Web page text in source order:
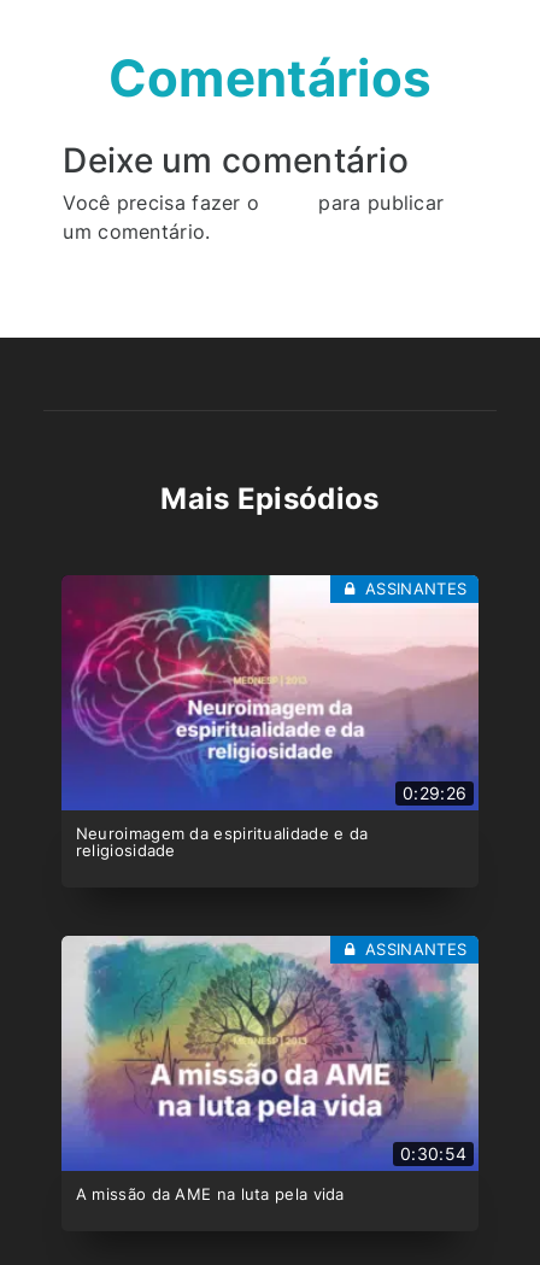
Comentários
Deixe um comentário
Você precisa fazer o
para publicar
um comentário.
Mais Episódios
0:29:26
Neuroimagem da espiritualidade e da
religiosidade
ASSINANTES
0:30:54
A missão da AME na luta pela vida
ASSINANTES